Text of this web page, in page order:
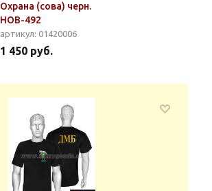
Охрана (сова) черн.
НОВ-492
артикул: 01420006
1 450 руб.